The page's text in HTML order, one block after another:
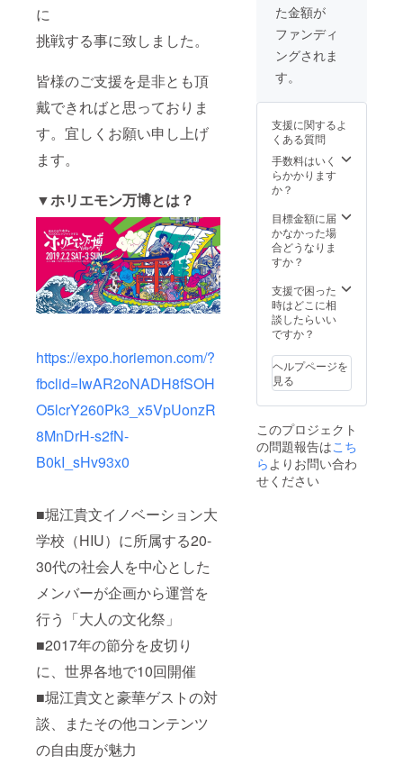
に
挑戦する事に致しました。
皆様のご支援を是非とも頂
戴できればと思っておりま
す。宜しくお願い申し上げ
ます。
▼ホリエモン万博とは？
https://expo.horiemon.com/?
fbclid=IwAR2oNADH8fSOH
O5lcrY260Pk3_x5VpUonzR
8MnDrH-s2fN-
B0kI_sHv93x0
■堀江貴文イノベーション大
学校（HIU）に所属する20-
30代の社会人を中心とした
メンバーが企画から運営を
行う「大人の文化祭」
■2017年の節分を皮切り
に、世界各地で10回開催
■堀江貴文と豪華ゲストの対
談、またその他コンテンツ
の自由度が魅力
た金額が
ファンディ
ングされま
す。
支援に関するよ
くある質問
手数料はいく
らかかります
か？
目標金額に届
かなかった場
合どうなりま
すか？
支援で困った
時はどこに相
談したらいい
ですか？
ヘルプページを
見る
このプロジェクト
の問題報告はこち
ら よりお問い合わ
せください